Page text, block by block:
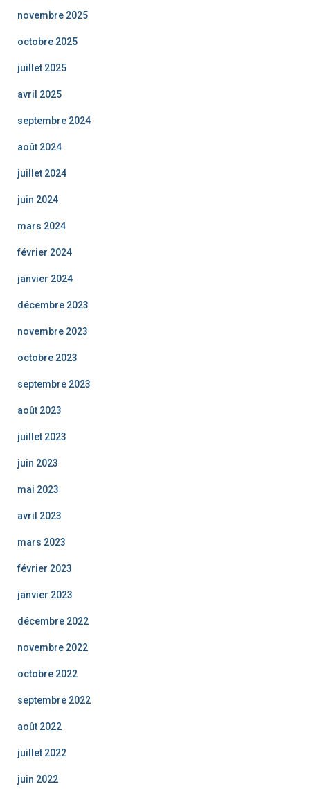
novembre 2025
octobre 2025
juillet 2025
avril 2025
septembre 2024
août 2024
juillet 2024
juin 2024
mars 2024
février 2024
janvier 2024
décembre 2023
novembre 2023
octobre 2023
septembre 2023
août 2023
juillet 2023
juin 2023
mai 2023
avril 2023
mars 2023
février 2023
janvier 2023
décembre 2022
novembre 2022
octobre 2022
septembre 2022
août 2022
juillet 2022
juin 2022